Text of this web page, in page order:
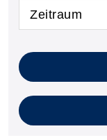
Zeitraum